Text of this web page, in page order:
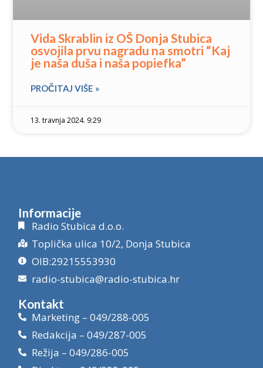
Vida Skrablin iz OŠ Donja Stubica
osvojila prvu nagradu na smotri “Kaj
je naša duša i naša popiefka”
PROČITAJ VIŠE »
13. travnja 2024. 9:29
Informacije
Radio Stubica d.o.o.
Toplička ulica 10/2, Donja Stubica
OIB:29215553930
radio-stubica@radio-stubica.hr
Kontakt
Marketing – 049/288-005
Redakcija – 049/287-005
Režija – 049/286-005